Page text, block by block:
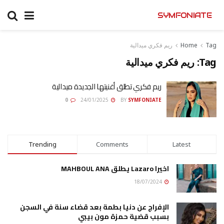
SYMFONIATE
Home Tag ريم فكري ميدالية
Tag: ريم فكري ميدالية
ريم فكري تطلق أغنيتها الجديدة ميدالية
BY SYMFONIATE
Trending Comments Latest
اخيرا Lazaro يطلق MAHBOUL ANA
الإفراج عن دنيا بطمة بعد قضاء سنة في السجن
بسبب قضية حمزة مون بيبي